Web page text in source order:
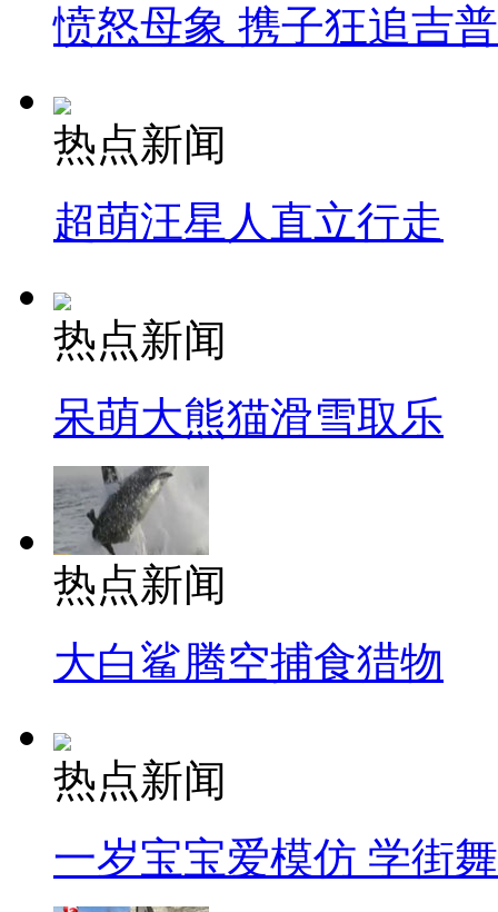
愤怒母象 携子狂追吉
热点新闻
超萌汪星人直立行走
热点新闻
呆萌大熊猫滑雪取乐
热点新闻
大白鲨腾空捕食猎物
热点新闻
一岁宝宝爱模仿 学街